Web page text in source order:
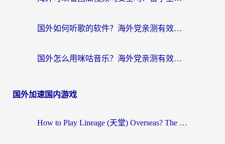
国外如何听歌的软件？海外党亲测有效的回国加速器指南
国外怎么用咪咕音乐？海外党亲测有效的听歌自由指南
国外加速国内游戏
How to Play Lineage (天堂) Overseas? The Ultimate Guide to Choosing the Best Chinese Server Game Accelerator (在国外打天堂加速器)